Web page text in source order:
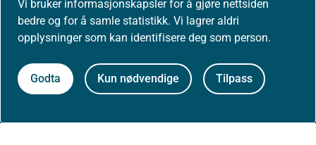
Vi bruker informasjonskapsler for å gjøre nettsiden
bedre og for å samle statistikk. Vi lagrer aldri
opplysninger som kan identifisere deg som person.
Godta Kun nødvendige Tilpass
Nyheter